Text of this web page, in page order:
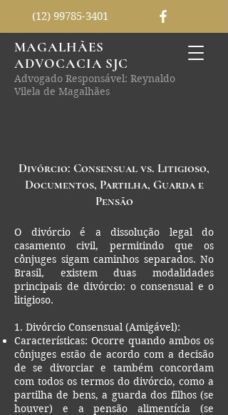
(12) 99785-3401
MAGALHÃES
ADVOCACIA SJC
Advogado Responsável: Reynaldo
Vilela de Magalhães
Divórcio: Consensual vs. Litigioso,
Documentos, Partilha, Guarda e
Pensão
O divórcio é a dissolução legal do
casamento civil, permitindo que os
cônjuges sigam caminhos separados. No
Brasil, existem duas modalidades
principais de divórcio: o consensual e o
litigioso.
1. Divórcio Consensual (Amigável):
Características: Ocorre quando ambos os
cônjuges estão de acordo com a decisão
de se divorciar e também concordam
com todos os termos do divórcio, como a
partilha de bens, a guarda dos filhos (se
houver) e a pensão alimentícia (se